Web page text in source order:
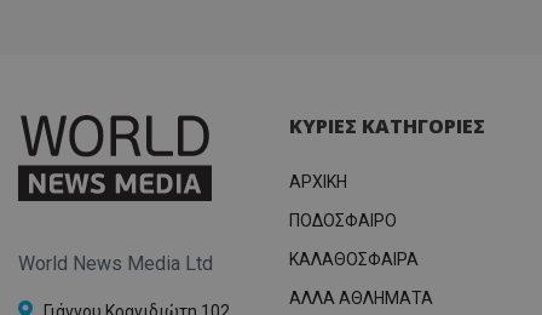
World News Media Ltd
Γιάννου Κρανιδιώτη 102,
ΚΥΡΙΕΣ ΚΑΤΗΓΟΡΙΕΣ
ΑΡΧΙΚΗ
ΠΟΔΟΣΦΑΙΡΟ
ΚΑΛΑΘΟΣΦΑΙΡΑ
ΑΛΛΑ ΑΘΛΗΜΑΤΑ